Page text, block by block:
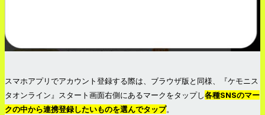
スマホアプリでアカウント登録する際は、ブラウザ版と同様、『ケモニス
タオンライン』スタート画面右側にあるマークをタップし各種SNSのマー
クの中から連携登録したいものを選んでタップ。